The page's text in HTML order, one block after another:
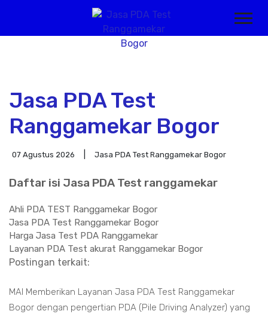
Jasa PDA Test
Ranggamekar Bogor
07 Agustus 2026 Jasa PDA Test Ranggamekar Bogor
Daftar isi Jasa PDA Test ranggamekar
Ahli PDA TEST Ranggamekar Bogor
Jasa PDA Test Ranggamekar Bogor
Harga Jasa Test PDA Ranggamekar
Layanan PDA Test akurat Ranggamekar Bogor
Postingan terkait:
MAI Memberikan Layanan Jasa PDA Test Ranggamekar
Bogor dengan pengertian PDA (Pile Driving Analyzer) yang